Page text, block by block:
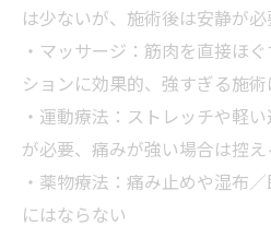
は少ないが、施術後は安静が
・マッサージ：筋肉を直接ほ
ションに効果的、強すぎる施
・運動療法：ストレッチや軽
が必要、痛みが強い場合は控え
・薬物療法：痛み止めや湿布
にはならない